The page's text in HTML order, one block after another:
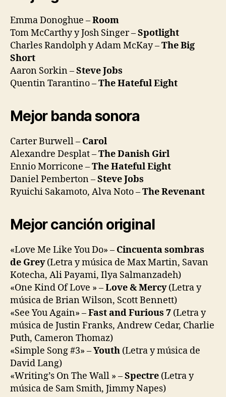
Emma Donoghue –Room
Tom McCarthy y Josh Singer –Spotlight
Charles Randolph y Adam McKay –The Big
Short
Aaron Sorkin –Steve Jobs
Quentin Tarantino –The Hateful Eight
Mejor banda sonora
Carter Burwell – Carol
Alexandre Desplat –The Danish Girl
Ennio Morricone –The Hateful Eight
Daniel Pemberton –Steve Jobs
Ryuichi Sakamoto, Alva Noto –The Revenant
Mejor canción original
«Love Me Like You Do» – Cincuenta sombras
de Grey(Letra y música de Max Martin, Savan
Kotecha, Ali Payami, Ilya Salmanzadeh)
«One Kind Of Love » –Love & Mercy(Letra y
música de Brian Wilson, Scott Bennett)
«See You Again» –Fast and Furious 7 (Letra y
música de Justin Franks, Andrew Cedar, Charlie
Puth, Cameron Thomaz)
«Simple Song #3» –Youth (Letra y música de
David Lang)
«Writing’s On The Wall » –Spectre (Letra y
música de Sam Smith, Jimmy Napes)